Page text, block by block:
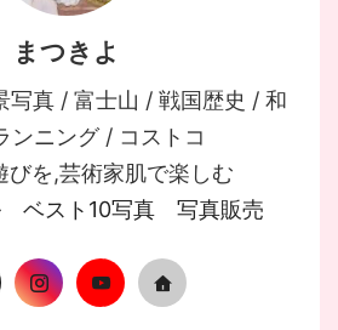
まつきよ
真 / 富士山 / 戦国歴史 / 和
ンニング / コストコ
びを,芸術家肌で楽しむ
ベスト10写真 写真販売